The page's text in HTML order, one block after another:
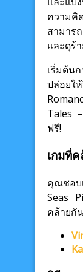
ความคิ
สามาร
และดุร้
เริ่มต้น
ปล่อยใ
Tales
ฟรี!
เกมที่
คุณชอบ
Seas
คล้ายกั